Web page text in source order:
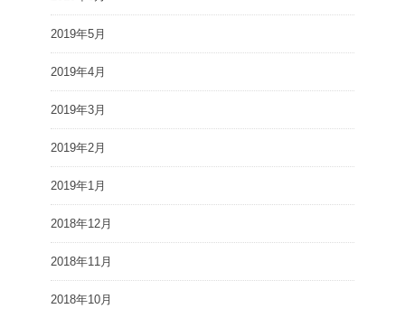
2019年5月
2019年4月
2019年3月
2019年2月
2019年1月
2018年12月
2018年11月
2018年10月